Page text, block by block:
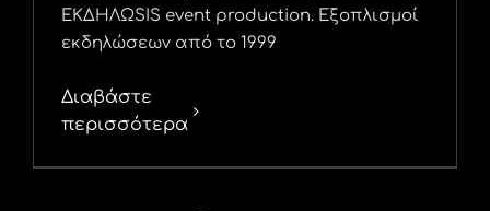
ΕΚΔΗΛΩSIS event production. Εξοπλισμοί
εκδηλώσεων από το 1999
Διαβάστε
περισσότερα